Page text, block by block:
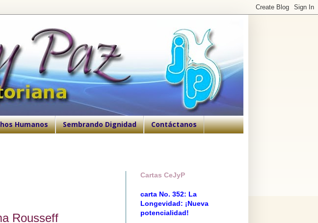
Humanos Sembrando Dignidad Contáctanos
Rousseff
Cartas CeJyP
carta No. 352: La
Longevidad: ¡Nueva
potencialidad!